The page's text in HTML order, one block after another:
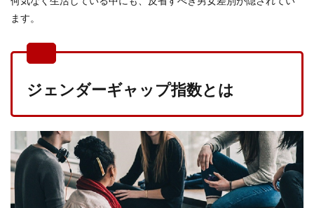
ます。
ジェンダーギャップ指数とは